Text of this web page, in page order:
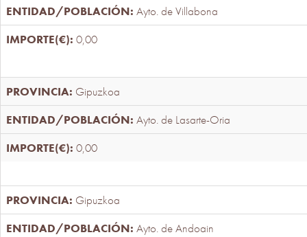
Ayto. de Villabona
0,00
Gipuzkoa
Ayto. de Lasarte-Oria
0,00
Gipuzkoa
Ayto. de Andoain